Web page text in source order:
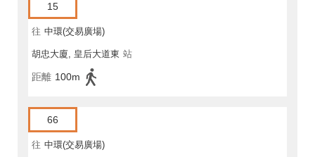
15
往 中環(交易廣場)
胡忠大廈, 皇后大道東 站
距離 100m
66
往 中環(交易廣場)